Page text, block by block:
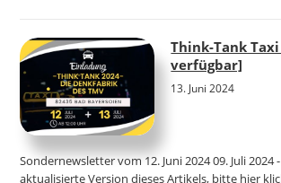
Think-Tank
verfügbar]
13. Juni 2024
Sondernewsletter vom 12. Juni 2024 09. Juli 2024
aktualisierte Version dieses Artikels, bitte hier